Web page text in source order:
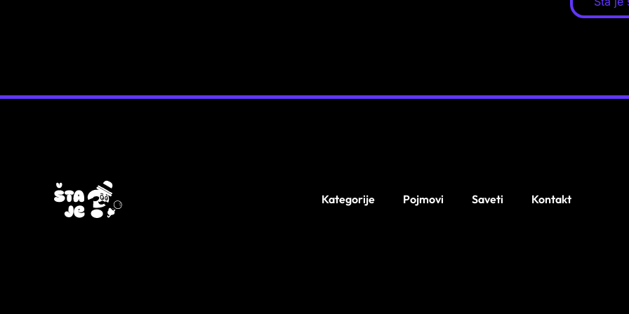
Kategorije Pojmovi Saveti Kontakt